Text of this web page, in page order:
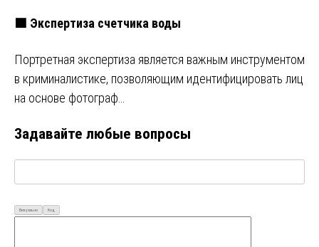
🟩 Экспертиза счетчика воды
Портретная экспертиза является важным инструментом
в криминалистике, позволяющим идентифицировать лиц
на основе фотограф…
Задавайте любые вопросы
Визуально Код